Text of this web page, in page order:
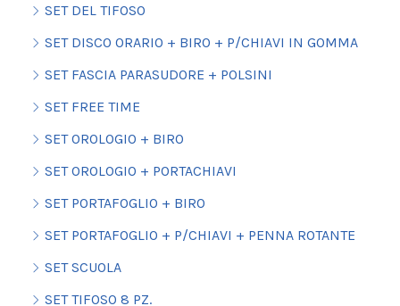
SET DEL TIFOSO
SET DISCO ORARIO + BIRO + P/CHIAVI IN GOMMA
SET FASCIA PARASUDORE + POLSINI
SET FREE TIME
SET OROLOGIO + BIRO
SET OROLOGIO + PORTACHIAVI
SET PORTAFOGLIO + BIRO
SET PORTAFOGLIO + P/CHIAVI + PENNA ROTANTE
SET SCUOLA
SET TIFOSO 8 PZ.